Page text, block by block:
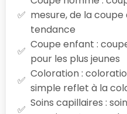
mesure, de la
tendance
Coupe enfant :
pour les plus jeunes
Coloration :
simple reflet à la
Soins capillaires :